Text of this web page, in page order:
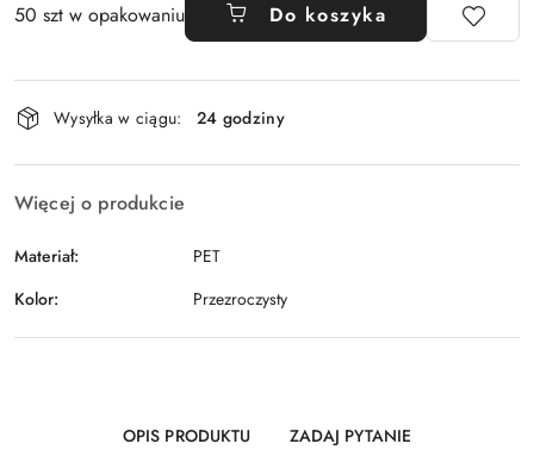
50 szt w opakowaniu Do koszyka
Dostępność
i
dostawa
Wysyłka w ciągu: 24 godziny
Więcej o produkcie
Materiał:
PET
Kolor:
Przezroczysty
OPIS PRODUKTU ZADAJ PYTANIE